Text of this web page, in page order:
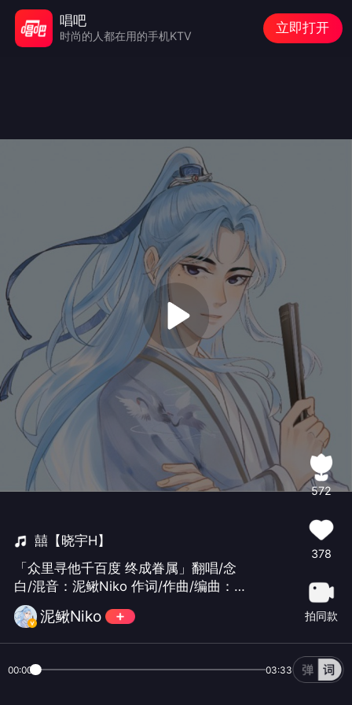
囍【晓宇H】
「众里寻他千百度 终成眷属」翻唱/念
白/混音：泥鳅Niko 作词/作曲/编曲：葛
东琪 PV：sakurai桑 绘：@咩咩羊软软
花 感谢神仙蛀牙姐的pv授权！
泥鳅Niko
572
378
拍同款
00:00 03:33
唱吧
时尚的人都在用的手机KTV
立即打开